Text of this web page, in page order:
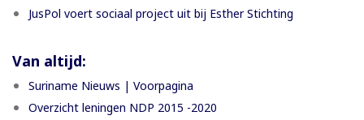
JusPol voert sociaal project uit bij Esther Stichting
Van altijd:
Suriname Nieuws | Voorpagina
Overzicht leningen NDP 2015 -2020